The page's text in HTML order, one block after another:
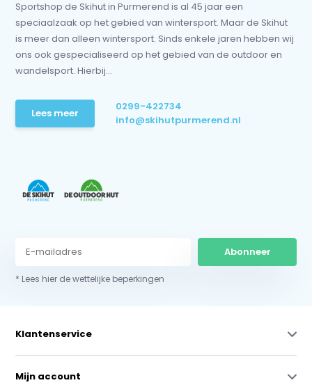
Sportshop de Skihut in Purmerend is al 45 jaar een
speciaalzaak op het gebied van wintersport. Maar de Skihut
is meer dan alleen wintersport. Sinds enkele jaren hebben wij
ons ook gespecialiseerd op het gebied van de outdoor en
wandelsport. Hierbij...
Lees meer
0299-422734
info@skihutpurmerend.nl
Abonneer
* Lees hier de wettelijke beperkingen
Klantenservice
Mijn account